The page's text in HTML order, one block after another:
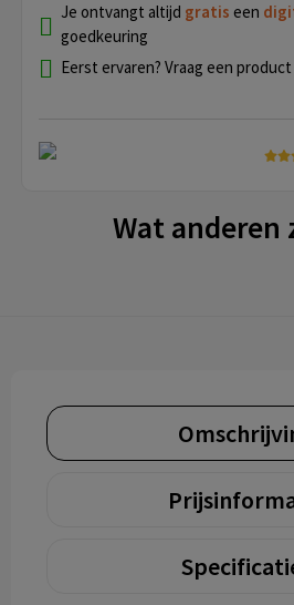
Je ontvangt altijd gratis een
goedkeuring
Eerst ervaren? Vraag een product
Wat anderen